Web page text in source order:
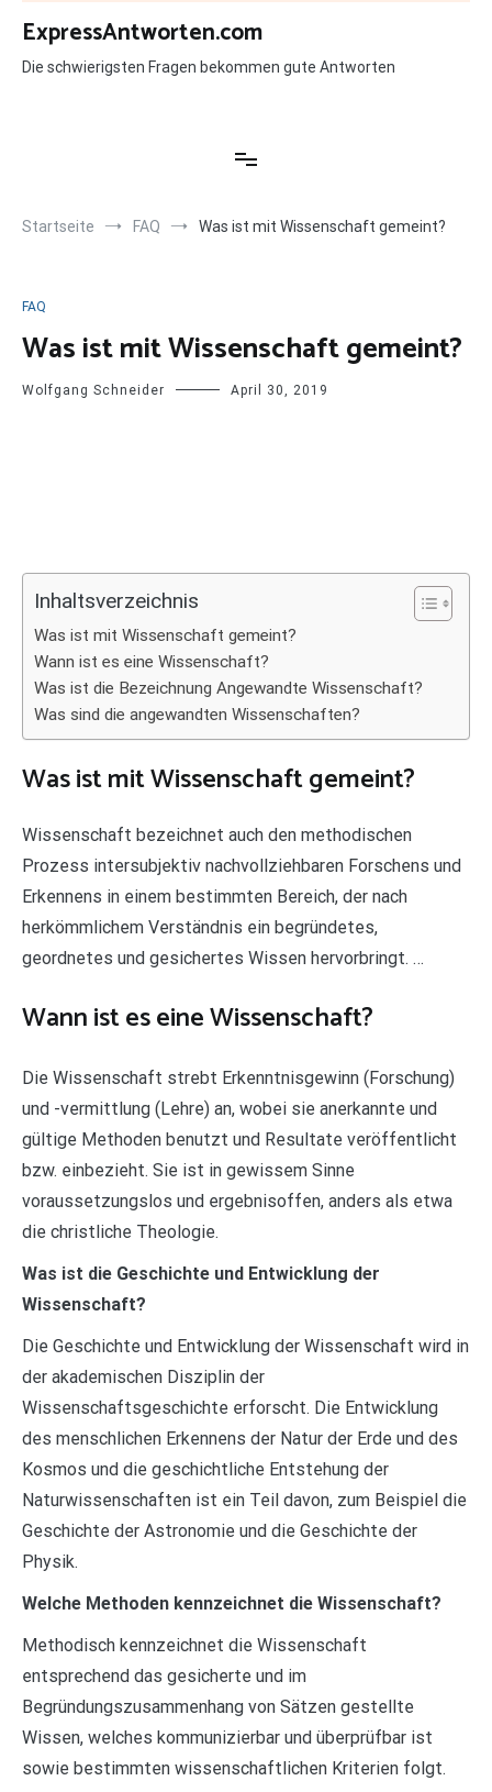
Zum
Inhalt
springen
ExpressAntworten.com
Die schwierigsten Fragen bekommen gute Antworten
Startseite FAQ Was ist mit Wissenschaft gemeint?
FAQ
Was ist mit Wissenschaft gemeint?
Wolfgang Schneider April 30, 2019
Inhaltsverzeichnis
Was ist mit Wissenschaft gemeint?
Wann ist es eine Wissenschaft?
Was ist die Bezeichnung Angewandte Wissenschaft?
Was sind die angewandten Wissenschaften?
Was ist mit Wissenschaft gemeint?
Wissenschaft bezeichnet auch den methodischen
Prozess intersubjektiv nachvollziehbaren Forschens und
Erkennens in einem bestimmten Bereich, der nach
herkömmlichem Verständnis ein begründetes,
geordnetes und gesichertes Wissen hervorbringt. …
Wann ist es eine Wissenschaft?
Die Wissenschaft strebt Erkenntnisgewinn (Forschung)
und -vermittlung (Lehre) an, wobei sie anerkannte und
gültige Methoden benutzt und Resultate veröffentlicht
bzw. einbezieht. Sie ist in gewissem Sinne
voraussetzungslos und ergebnisoffen, anders als etwa
die christliche Theologie.
Was ist die Geschichte und Entwicklung der
Wissenschaft?
Die Geschichte und Entwicklung der Wissenschaft wird in
der akademischen Disziplin der
Wissenschaftsgeschichte erforscht. Die Entwicklung
des menschlichen Erkennens der Natur der Erde und des
Kosmos und die geschichtliche Entstehung der
Naturwissenschaften ist ein Teil davon, zum Beispiel die
Geschichte der Astronomie und die Geschichte der
Physik.
Welche Methoden kennzeichnet die Wissenschaft?
Methodisch kennzeichnet die Wissenschaft
entsprechend das gesicherte und im
Begründungszusammenhang von Sätzen gestellte
Wissen, welches kommunizierbar und überprüfbar ist
sowie bestimmten wissenschaftlichen Kriterien folgt.